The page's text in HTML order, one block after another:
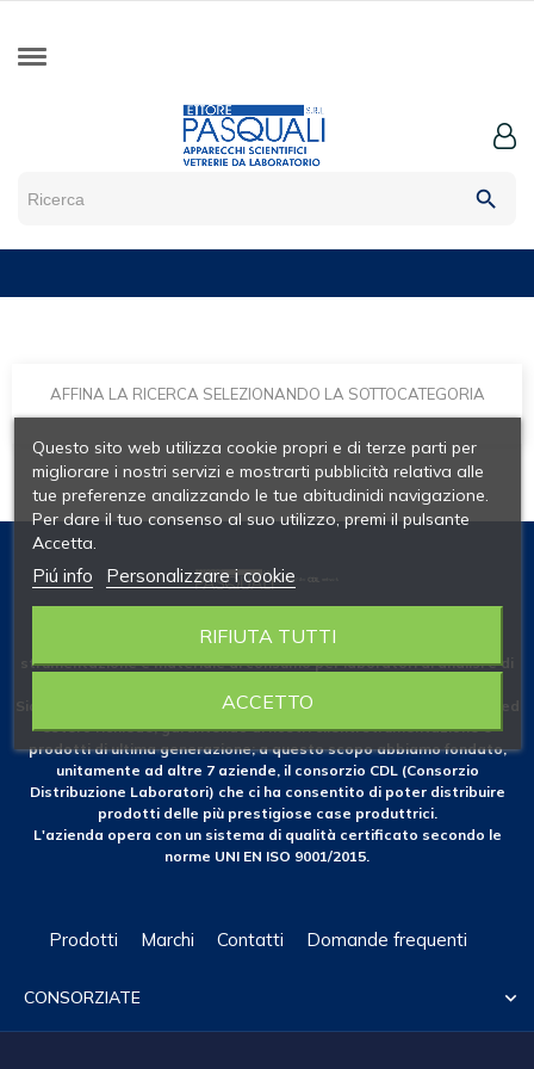
search
AFFINA LA RICERCA SELEZIONANDO LA SOTTOCATEGORIA
Fondata nel 1953 come azienda specializzata nelle forniture di
strumentazione e materiale di consumo per laboratori di analisi e di
Siamo costantemente attenti alle novità che il mercato nazionale ed
estero richiede, garantendo ai nostri clienti strumentazione e
prodotti di ultima generazione; a questo scopo abbiamo fondato,
unitamente ad altre 7 aziende, il consorzio CDL (Consorzio
Distribuzione Laboratori) che ci ha consentito di poter distribuire
prodotti delle più prestigiose case produttrici.
L'azienda opera con un sistema di qualità certificato secondo le
norme UNI EN ISO 9001/2015.
Prodotti Marchi Contatti Domande frequenti
CONSORZIATE 
Questo sito web utilizza cookie propri e di terze parti per
migliorare i nostri servizi e mostrarti pubblicità relativa alle
tue preferenze analizzando le tue abitudinidi navigazione.
Per dare il tuo consenso al suo utilizzo, premi il pulsante
Accetta.
Piú info Personalizzare i cookie
RIFIUTA TUTTI
ACCETTO